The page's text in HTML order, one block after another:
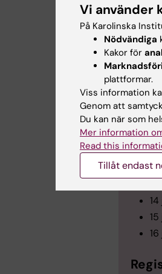
Ca 2
dig
med
appen.
Vi använder
På Karolinska
Nödvändiga
Kakor för
plattformar.
Viss information
Genom att
Du kan när som
Mer information
Read this
Tillåt endast